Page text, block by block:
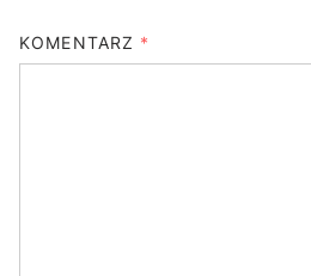
KOMENTARZ *